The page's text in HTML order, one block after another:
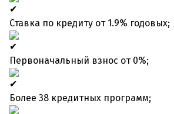
Ставка по кредиту от 1.9% годовых;
Первоначальный взнос от 0%;
Более 38 кредитных программ;